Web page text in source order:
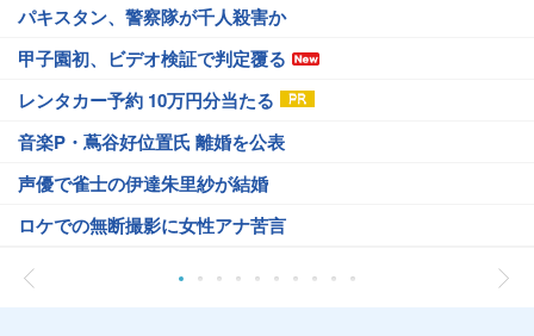
パキスタン、警察隊が千人殺害か
甲子園初、ビデオ検証で判定覆る
レンタカー予約 10万円分当たる
音楽P・蔦谷好位置氏 離婚を公表
声優で雀士の伊達朱里紗が結婚
ロケでの無断撮影に女性アナ苦言